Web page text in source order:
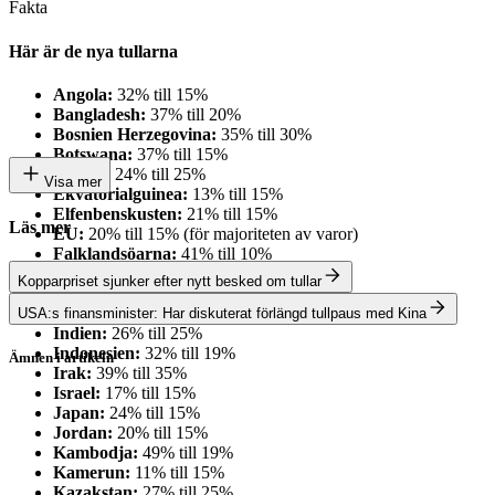
Fakta
Här är de nya tullarna
Angola: 32% till 15%
Bangladesh: 37% till 20%
Bosnien Herzegovina: 35% till 30%
Botswana: 37% till 15%
Brunei:
24% till 25%
Ekvatorialguinea: 13% till 15%
Elfenbenskusten: 21% till 15%
EU: 20% till 15% (för majoriteten av varor)
Falklandsöarna: 41% till 10%
Fiji:
32% till 15%
Filippinerna:17% till 19%
Guyana:38% till 15%
Indien: 26% till 25%
Indonesien: 32% till 19%
Irak: 39% till 35%
Israel: 17% till 15%
Japan: 24% till 15%
Jordan: 20% till 15%
Kambodja: 49% till 19%
Kamerun: 11% till 15%
Visa mer
Läs mer
Kopparpriset sjunker efter nytt besked om tullar
USA:s finansminister: Har diskuterat förlängd tullpaus med Kina
Ämnen i artikeln
Handelskrig
Donald Trump
Kanada